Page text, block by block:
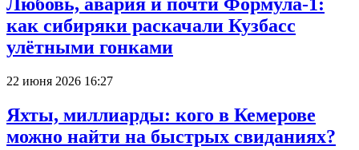
как сибиряки раскачали Кузбасс
улётными гонками
22 июня 2026 16:27
Яхты, миллиарды: кого в Кемерове
можно найти на быстрых свиданиях?